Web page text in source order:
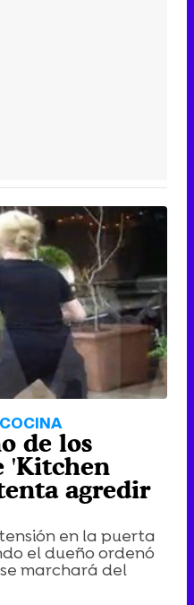
de los
'Kitchen
agredir
en la puerta
el dueño ordenó
marchará del